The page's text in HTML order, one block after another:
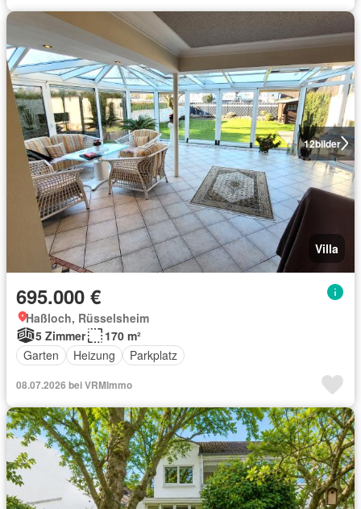
12bilder
Villa
695.000 €
Haßloch, Rüsselsheim
5 Zimmer
170 m²
Garten
Heizung Parkplatz
08.07.2026 bei VRMImmo